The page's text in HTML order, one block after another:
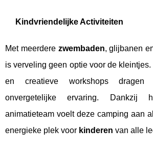
Kindvriendelijke Activiteiten
Met meerdere zwembaden, glijbanen
is verveling geen optie voor de
en creatieve workshops
onvergetelijke ervaring. Dankzij
animatieteam voelt deze camping aan
energieke plek voor kinderen van alle